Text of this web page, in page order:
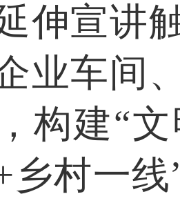
伸宣讲
业车间
构建“
乡村一